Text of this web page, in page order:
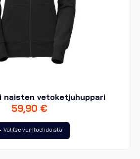
naisten vetoketjuhuppari
59,90 €
Valitse vaihtoehdoista
Tällä
tuotteella